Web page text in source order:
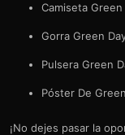
Camiseta Green
Gorra Green
Pulsera Green
Póster De
¡No dejes pasar la